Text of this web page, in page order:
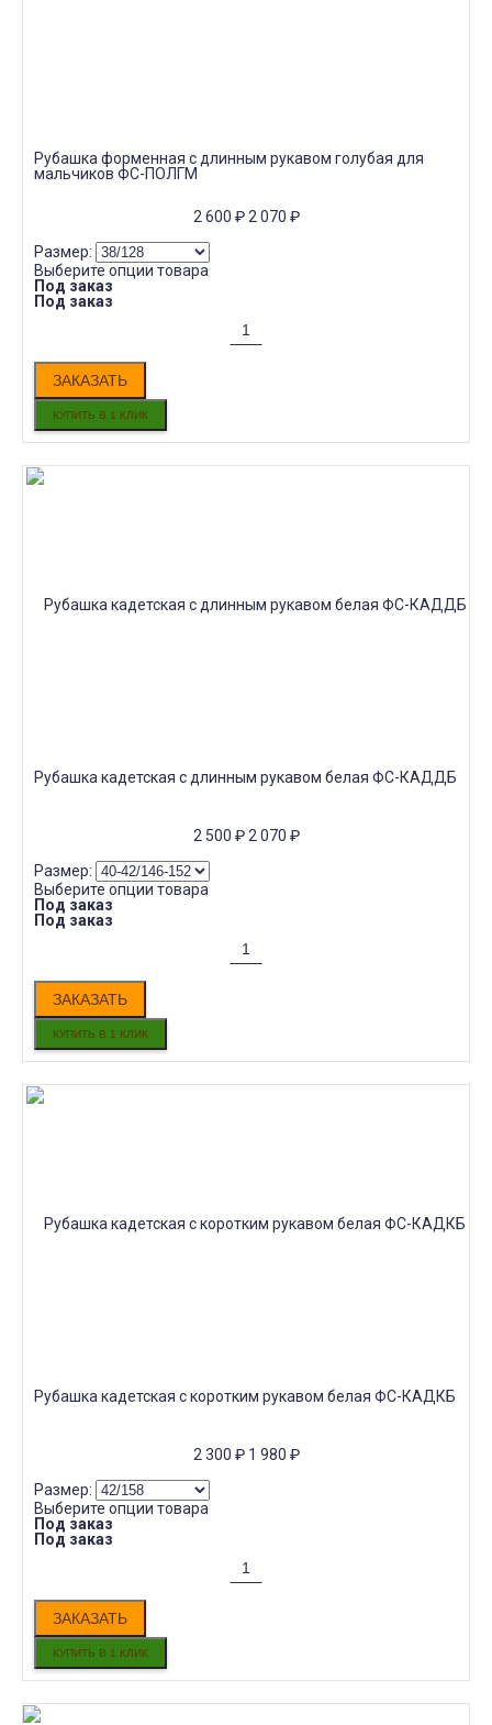
Рубашка форменная с длинным рукавом голубая для
мальчиков ФС-ПОЛГМ
2 600 ₽ 2 070 ₽
Размер:
Выберите опции товара
Под заказ
Под заказ
ЗАКАЗАТЬ
Рубашка кадетская с длинным рукавом белая ФС-КАДДБ
2 500 ₽ 2 070 ₽
Размер:
Выберите опции товара
Под заказ
Под заказ
ЗАКАЗАТЬ
Рубашка кадетская с коротким рукавом белая ФС-КАДКБ
2 300 ₽ 1 980 ₽
Размер:
Выберите опции товара
Под заказ
Под заказ
ЗАКАЗАТЬ